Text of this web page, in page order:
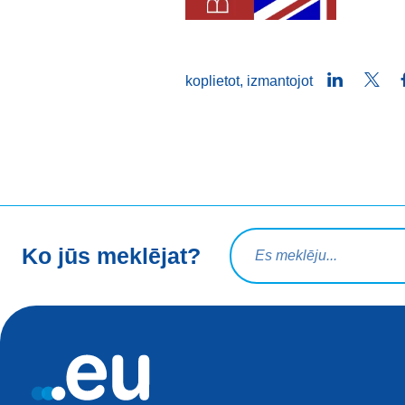
koplietot, izmantojot LinkedIn
Ko jūs meklējat?
Meklēšanas vaicājums